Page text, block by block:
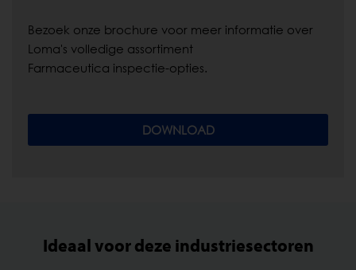
Bezoek onze brochure voor meer informatie over
Loma's volledige assortiment
Farmaceutica inspectie-opties.
DOWNLOAD
Ideaal voor deze industriesectoren